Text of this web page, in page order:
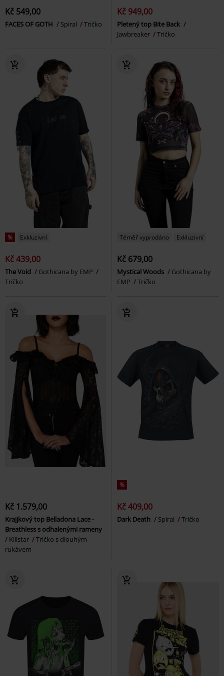
Kč 549,00
FACES OF GOTH Spiral Tričko
Kč 949,00
Pletený top Bite Back
Jawbreaker
Tričko
% Exkluzivní
Kč 439,00
The Void
Gothicana by EMP
Tričko
Téměř vyprodáno Exkluzivní
Kč 679,00
Mystical Woods
Gothicana by
EMP
Tričko
Kč 1.579,00
Krajjkový top Belladona Lace -
Breathless s odhalenými rameny
Killstar
Tričko s dlouhým
rukávem
%
Kč 409,00
Dark Death Spiral Tričko